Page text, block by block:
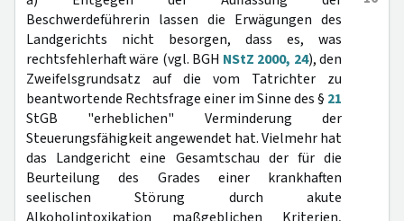
Beschwerdeführerin lassen die Erwägungen des
Landgerichts nicht besorgen, dass es, was
rechtsfehlerhaft wäre (vgl. BGH NStZ 2000, 24), den
Zweifelsgrundsatz auf die vom Tatrichter zu
beantwortende Rechtsfrage einer im Sinne des § 21
StGB "erheblichen" Verminderung der
Steuerungsfähigkeit angewendet hat. Vielmehr hat
das Landgericht eine Gesamtschau der für die
Beurteilung des Grades einer krankhaften
seelischen Störung durch akute